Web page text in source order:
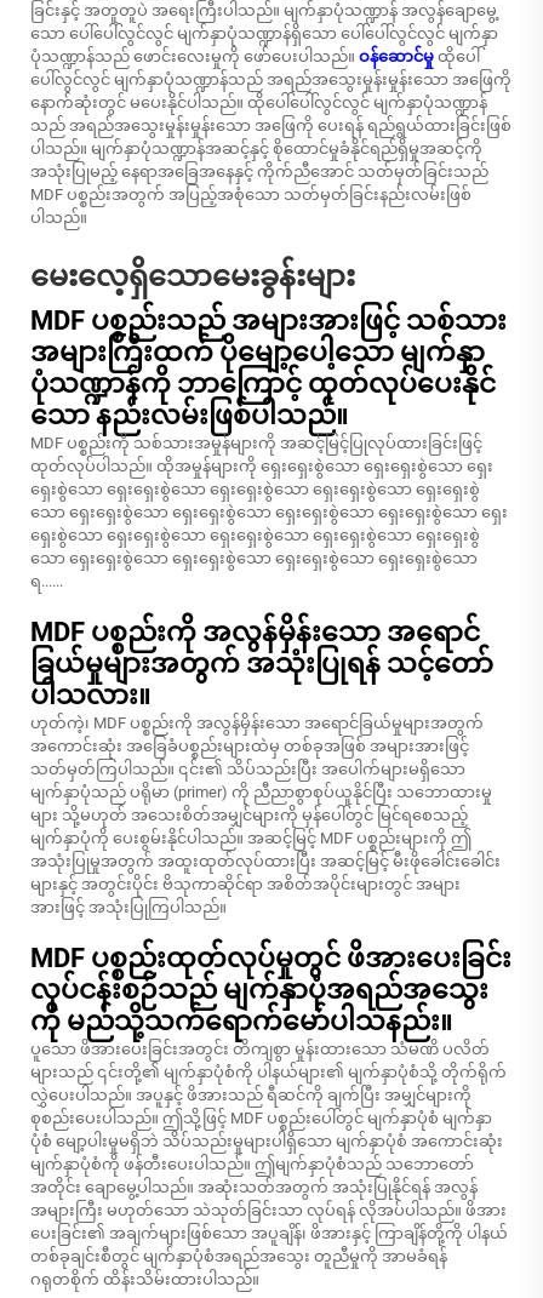
ခြင်းနှင့် အတူတူပဲ အရေးကြီးပါသည်။ မျက်နှာပုံသဏ္ဍာန် အလွန်ချောမွေ့
သော ပေါ်ပေါ်လွင်လွင် မျက်နှာပုံသဏ္ဍာန်ရှိသော ပေါ်ပေါ်လွင်လွင် မျက်နှာ
ပုံသဏ္ဍာန်သည် ဖောင်းလေးမှုကို ဖော်ပေးပါသည်။ ဝန်ဆောင်မှု ထိုပေါ်
ပေါ်လွင်လွင် မျက်နှာပုံသဏ္ဍာန်သည် အရည်အသွေးမှုန်းမှုန်းသော အဖြေကို
နောက်ဆုံးတွင် မပေးနိုင်ပါသည်။ ထိုပေါ်ပေါ်လွင်လွင် မျက်နှာပုံသဏ္ဍာန်
သည် အရည်အသွေးမှုန်းမှုန်းသော အဖြေကို ပေးရန် ရည်ရွယ်ထားခြင်းဖြစ်
ပါသည်။ မျက်နှာပုံသဏ္ဍာန်အဆင့်နှင့် စိုထောင်မှုခံနိုင်ရည်ရှိမှုအဆင့်ကို
အသုံးပြုမည့် နေရာအခြေအနေနှင့် ကိုက်ညီအောင် သတ်မှတ်ခြင်းသည်
MDF ပစ္စည်းအတွက် အပြည့်အစုံသော သတ်မှတ်ခြင်းနည်းလမ်းဖြစ်
ပါသည်။
မေးလေ့ရှိသောမေးခွန်းများ
MDF ပစ္စည်းသည် အများအားဖြင့် သစ်သား
အများကြီးထက် ပိုမျော့ပေါ့သော မျက်နှာ
ပုံသဏ္ဍာန်ကို ဘာကြောင့် ထုတ်လုပ်ပေးနိုင်
သော နည်းလမ်းဖြစ်ပါသည်။
MDF ပစ္စည်းကို သစ်သားအမှုန်များကို အဆင့်မြင့်ပြုလုပ်ထားခြင်းဖြင့်
ထုတ်လုပ်ပါသည်။ ထိုအမှုန်များကို ရှေးရှေးစွဲသော ရှေးရှေးစွဲသော ရှေး
ရှေးစွဲသော ရှေးရှေးစွဲသော ရှေးရှေးစွဲသော ရှေးရှေးစွဲသော ရှေးရှေးစွဲ
သော ရှေးရှေးစွဲသော ရှေးရှေးစွဲသော ရှေးရှေးစွဲသော ရှေးရှေးစွဲသော ရှေး
ရှေးစွဲသော ရှေးရှေးစွဲသော ရှေးရှေးစွဲသော ရှေးရှေးစွဲသော ရှေးရှေးစွဲ
သော ရှေးရှေးစွဲသော ရှေးရှေးစွဲသော ရှေးရှေးစွဲသော ရှေးရှေးစွဲသော
ရ......
MDF ပစ္စည်းကို အလွန်မှိန်းသော အရောင်
ခြယ်မှုများအတွက် အသုံးပြုရန် သင့်တော်
ပါသလား။
ဟုတ်ကဲ့၊ MDF ပစ္စည်းကို အလွန်မှိန်းသော အရောင်ခြယ်မှုများအတွက်
အကောင်းဆုံး အခြေခံပစ္စည်းများထဲမှ တစ်ခုအဖြစ် အများအားဖြင့်
သတ်မှတ်ကြပါသည်။ ၎င်း၏ သိပ်သည်းပြီး အပေါက်များမရှိသော
မျက်နှာပုံသည် ပရိုမာ (primer) ကို ညီညာစွာစုပ်ယူနိုင်ပြီး သဘောထားမှု
များ သို့မဟုတ် အသေးစိတ်အမျှင်များကို မှန်ပေါ်တွင် မြင်ရစေသည့်
မျက်နှာပုံကို ပေးစွမ်းနိုင်ပါသည်။ အဆင့်မြင့် MDF ပစ္စည်းများကို ဤ
အသုံးပြုမှုအတွက် အထူးထုတ်လုပ်ထားပြီး အဆင့်မြင့် မီးဖိုခေါင်းခေါင်း
များနှင့် အတွင်းပိုင်း ဗိသုကာဆိုင်ရာ အစိတ်အပိုင်းများတွင် အများ
အားဖြင့် အသုံးပြုကြပါသည်။
MDF ပစ္စည်းထုတ်လုပ်မှုတွင် ဖိအားပေးခြင်း
လုပ်ငန်းစဉ်သည် မျက်နှာပုံအရည်အသွေး
ကို မည်သို့သက်ရောက်မော်ပါသနည်း။
ပူသော ဖိအားပေးခြင်းအတွင်း တိကျစွာ မှုန်းထားသော သံမဏိ ပလိတ်
များသည် ၎င်းတို့၏ မျက်နှာပုံစံကို ပါနယ်များ၏ မျက်နှာပုံစံသို့ တိုက်ရိုက်
လွှဲပေးပါသည်။ အပူနှင့် ဖိအားသည် ရီဆင်ကို ချက်ပြီး အမျှင်များကို
စုစည်းပေးပါသည်။ ဤသို့ဖြင့် MDF ပစ္စည်းပေါ်တွင် မျက်နှာပုံစံ မျက်နှာ
ပုံစံ မျော့ပါးမှုမရှိဘဲ သိပ်သည်းမှုများပါရှိသော မျက်နှာပုံစံ အကောင်းဆုံး
မျက်နှာပုံစံကို ဖန်တီးပေးပါသည်။ ဤမျက်နှာပုံစံသည် သဘောတော်
အတိုင်း ချောမွေ့ပါသည်။ အဆုံးသတ်အတွက် အသုံးပြုနိုင်ရန် အလွန်
အများကြီး မဟုတ်သော သဲသုတ်ခြင်းသာ လုပ်ရန် လိုအပ်ပါသည်။ ဖိအား
ပေးခြင်း၏ အချက်များဖြစ်သော အပူချိန်၊ ဖိအားနှင့် ကြာချိန်တို့ကို ပါနယ်
တစ်ခုချင်းစီတွင် မျက်နှာပုံစံအရည်အသွေး တူညီမှုကို အာမခံရန်
ဂရုတစိုက် ထိန်းသိမ်းထားပါသည်။